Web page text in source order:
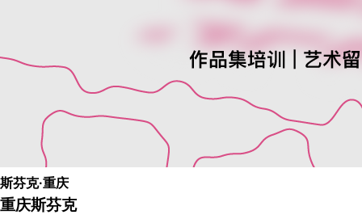
斯芬克·重庆
重庆斯芬克